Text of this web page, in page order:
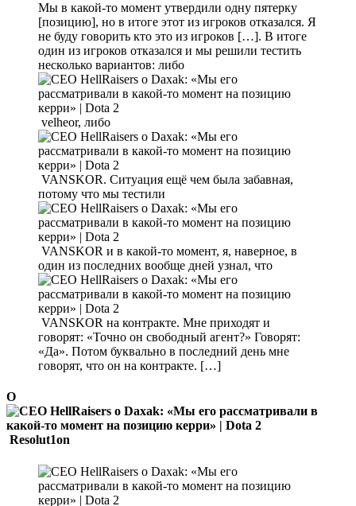
Мы в какой-то момент утвердили одну пятерку
[позицию], но в итоге этот из игроков отказался. Я
не буду говорить кто это из игроков […]. В итоге
один из игроков отказался и мы решили тестить
несколько вариантов: либо
velheor, либо
VANSKOR. Ситуация ещё чем была забавная,
потому что мы тестили
VANSKOR и в какой-то момент, я, наверное, в
один из последних вообще дней узнал, что
VANSKOR на контракте. Мне приходят и
говорят: «Точно он свободный агент?» Говорят:
«Да». Потом буквально в последний день мне
говорят, что он на контракте. […]
О
Resolut1on